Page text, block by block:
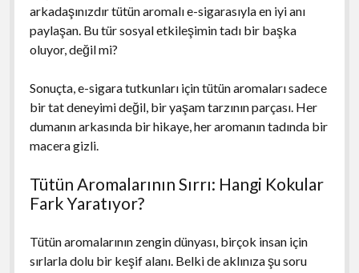
arkadaşınızdır tütün aromalı e-sigarasıyla en iyi anı
paylaşan. Bu tür sosyal etkileşimin tadı bir başka
oluyor, değil mi?
Sonuçta, e-sigara tutkunları için tütün aromaları sadece
bir tat deneyimi değil, bir yaşam tarzının parçası. Her
dumanın arkasında bir hikaye, her aromanın tadında bir
macera gizli.
Tütün Aromalarının Sırrı: Hangi Kokular
Fark Yaratıyor?
Tütün aromalarının zengin dünyası, birçok insan için
sırlarla dolu bir keşif alanı. Belki de aklınıza şu soru